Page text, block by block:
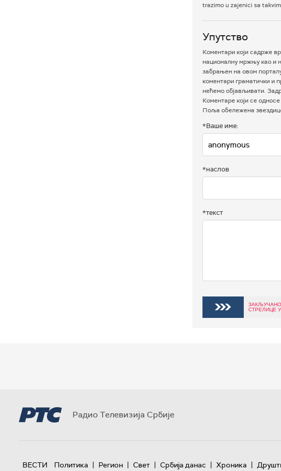
trazimo u zajenici sa
Упутство
Коментари који садрже
националну мржњу као и
забрањен на овом
коментари граматички и
нећемо објављивати.
Коментаре који се
Поља обележена
*Ваше име:
*наслов
*текст
СТРЕЛИЦЕ У
Радио Телевизија Србије
ВЕСТИ Политика | Регион | Свет | Србија данас | Хроника |